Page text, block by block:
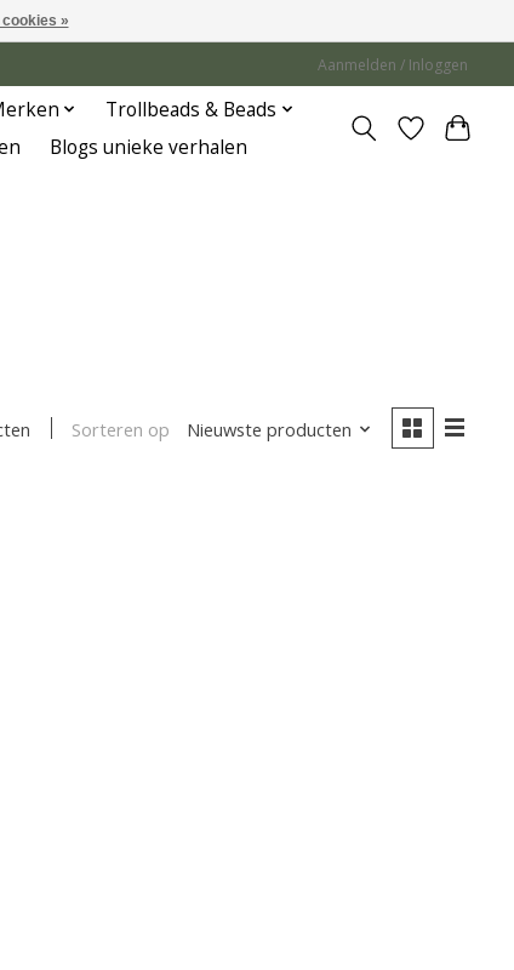
Aanmelden / Inloggen
Trollbeads & Beads
Blogs unieke verhalen
Sorteren op Nieuwste producten
»